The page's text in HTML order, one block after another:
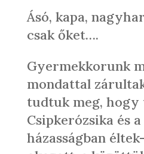
Ásó, kapa,
csak őket….
Gyermekkorunk
mondattal
tudtuk meg, hogy
Csipkerózsika és
házasságban